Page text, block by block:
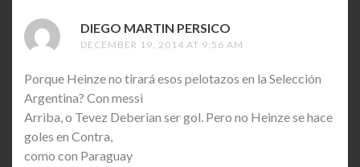
DIEGO MARTIN PERSICO
DECEMBER 19, 2014 AT 9:56 AM
Porque Heinze no tirará esos pelotazos en la Selección
Argentina? Con messi
Arriba, o Tevez Deberian ser gol. Pero no Heinze se hace
goles en Contra,
como con Paraguay